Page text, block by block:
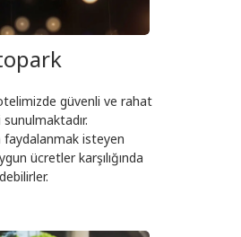
güvenli ve rahat
faydalanmak isteyen
ücretler karşılığında